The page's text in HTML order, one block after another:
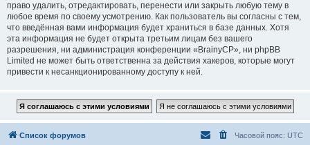
право удалить, отредактировать, перенести или закрыть любую тему в
любое время по своему усмотрению. Как пользователь вы согласны с тем,
что введённая вами информация будет храниться в базе данных. Хотя
эта информация не будет открыта третьим лицам без вашего
разрешения, ни администрация конференции «BrainyCP», ни phpBB
Limited не может быть ответственна за действия хакеров, которые могут
привести к несанкционированному доступу к ней.
Список форумов Часовой пояс: UTC